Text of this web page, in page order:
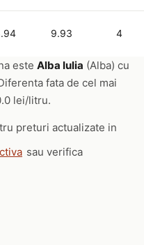
9.93 4
este Alba Iulia (Alba) cu
fata de cel mai
lei/litru.
preturi actualizate in
sau verifica